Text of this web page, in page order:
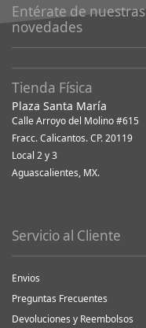
Entérate de nuestras
novedades
Tienda Física
Plaza Santa María
Calle Arroyo del Molino #615
Fracc. Calicantos. CP. 20119
Local 2 y 3
Aguascalientes, MX.
Servicio al Cliente
Envios
Preguntas Frecuentes
Devoluciones y Reembolsos